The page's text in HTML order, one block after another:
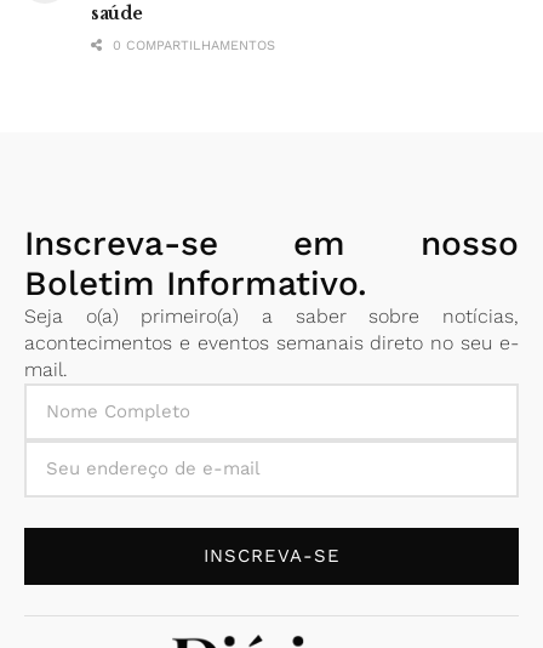
saúde
0 COMPARTILHAMENTOS
Inscreva-se em nosso
Boletim Informativo.
Seja o(a) primeiro(a) a saber sobre notícias,
acontecimentos e eventos semanais direto no seu e-
mail.
INSCREVA-SE